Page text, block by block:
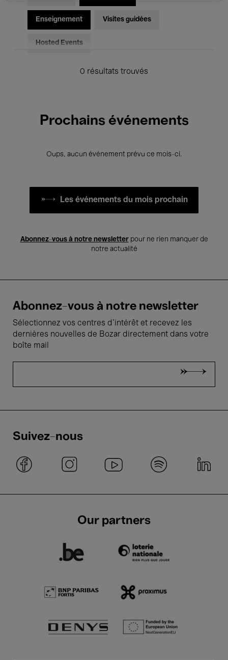
Enseignement Visites guidées
Hosted Events
0 résultats trouvés
Prochains événements
Oups, aucun événement prévu ce mois-ci.
Les événements du mois prochain
Abonnez-vous à notre newsletterpour ne rien manquer de
notre actualité
Abonnez-vous à notre newsletter
Sélectionnez vos centres d'intérêt et recevez les
dernières nouvelles de Bozar directement dans votre
boîte mail
Suivez-nous
Our partners